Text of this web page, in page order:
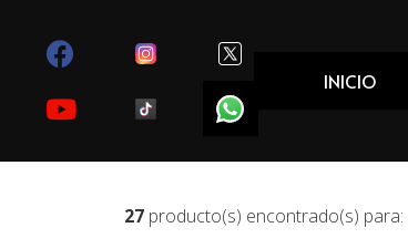
INICIO
27 producto(s) encontrado(s) para: